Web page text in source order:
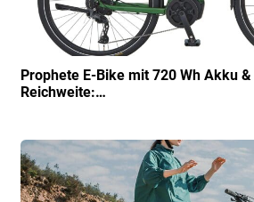
Prophete E-Bike mit 720 Wh Akku
Reichweite:…